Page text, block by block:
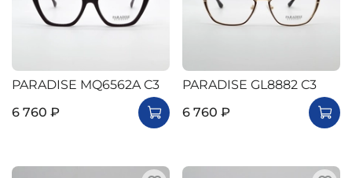
PARADISE MQ6562A C3
6 760 ₽
PARADISE GL8882 C3
6 760 ₽